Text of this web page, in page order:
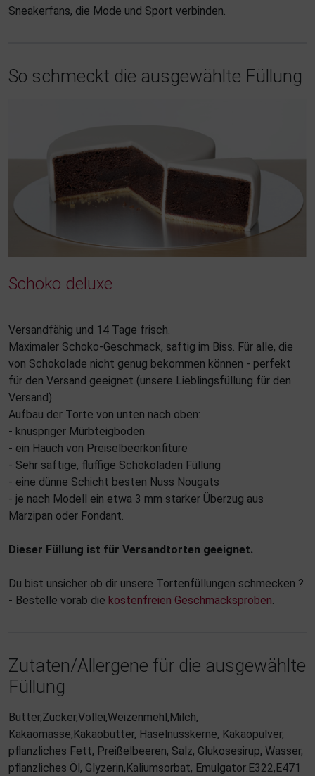
Sneakerfans, die Mode und Sport verbinden.
So schmeckt die ausgewählte Füllung
Schoko deluxe
Versandfähig und 14 Tage frisch.
Maximaler Schoko-Geschmack, saftig im Biss. Für alle, die
von Schokolade nicht genug bekommen können - perfekt
für den Versand geeignet (unsere Lieblingsfüllung für den
Versand).
Aufbau der Torte von unten nach oben:
- knuspriger Mürbteigboden
- ein Hauch von Preiselbeerkonfitüre
- Sehr saftige, fluffige Schokoladen Füllung
- eine dünne Schicht besten Nuss Nougats
- je nach Modell ein etwa 3 mm starker Überzug aus
Marzipan oder Fondant.
Dieser Füllung ist für Versandtorten geeignet.
Du bist unsicher ob dir unsere Tortenfüllungen schmecken ?
- Bestelle vorab die kostenfreien Geschmacksproben.
Zutaten/Allergene für die ausgewählte
Füllung
Butter,Zucker,Vollei,Weizenmehl,Milch,
Kakaomasse,Kakaobutter, Haselnusskerne, Kakaopulver,
pflanzliches Fett, Preißelbeeren, Salz, Glukosesirup, Wasser,
pflanzliches Öl, Glyzerin,Kaliumsorbat, Emulgator:E322,E471